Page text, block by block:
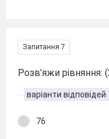
Запитання 7
Розв’яжи рівняння:
варіанти відповідей
76